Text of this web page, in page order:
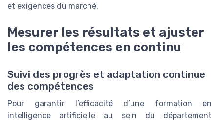
et exigences du marché.
Mesurer les résultats et ajuster
les compétences en continu
Suivi des progrès et adaptation continue
des compétences
Pour garantir l’efficacité d’une formation en
intelligence artificielle au sein du département